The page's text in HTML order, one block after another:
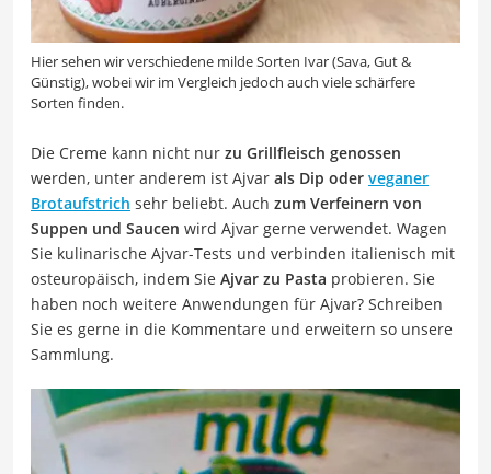
Hier sehen wir verschiedene milde Sorten Ivar (Sava, Gut &
Günstig), wobei wir im Vergleich jedoch auch viele schärfere
Sorten finden.
Die Creme kann nicht nur zu Grillfleisch genossen
werden, unter anderem ist Ajvar als Dip oder veganer
Brotaufstrich sehr beliebt. Auch zum Verfeinern von
Suppen und Saucen wird Ajvar gerne verwendet. Wagen
Sie kulinarische Ajvar-Tests und verbinden italienisch mit
osteuropäisch, indem Sie Ajvar zu Pasta probieren. Sie
haben noch weitere Anwendungen für Ajvar? Schreiben
Sie es gerne in die Kommentare und erweitern so unsere
Sammlung.